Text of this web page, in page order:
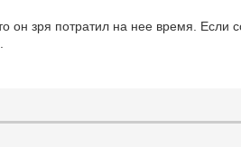
зря потратил на нее время. Если